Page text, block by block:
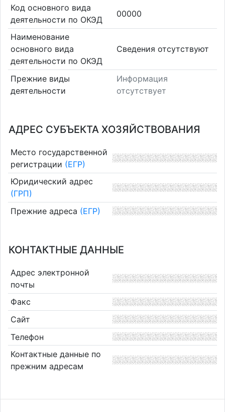
Код основного вида
деятельности по ОКЭД
00000
Наименование
основного вида
деятельности по ОКЭД
Cведения отсутствуют
Прежние виды
деятельности
Информация
отсутствует
АДРЕС СУБЪЕКТА ХОЗЯЙСТВОВАНИЯ
Место государственной
регистрации (ЕГР)
Юридический адрес
(ГРП)
Прежние адреса (ЕГР)
КОНТАКТНЫЕ ДАННЫЕ
Адрес электронной
почты
Факс
Сайт
Телефон
Контактные данные по
прежним адресам